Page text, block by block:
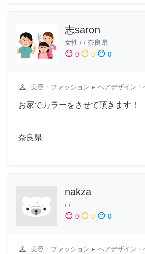
志saron
女性 / / 奈良県
sentiment_satisfied 0 sentiment_neutral 0 sentiment_dissatisfied 0
checkroom 美容・ファッション ▸ ヘアデザイン
お家でカラーをさせて頂きます！
奈良県
nakza
/ /
sentiment_satisfied 0 sentiment_neutral 0 sentiment_dissatisfied 0
checkroom 美容・ファッション ▸ ヘアデザイン